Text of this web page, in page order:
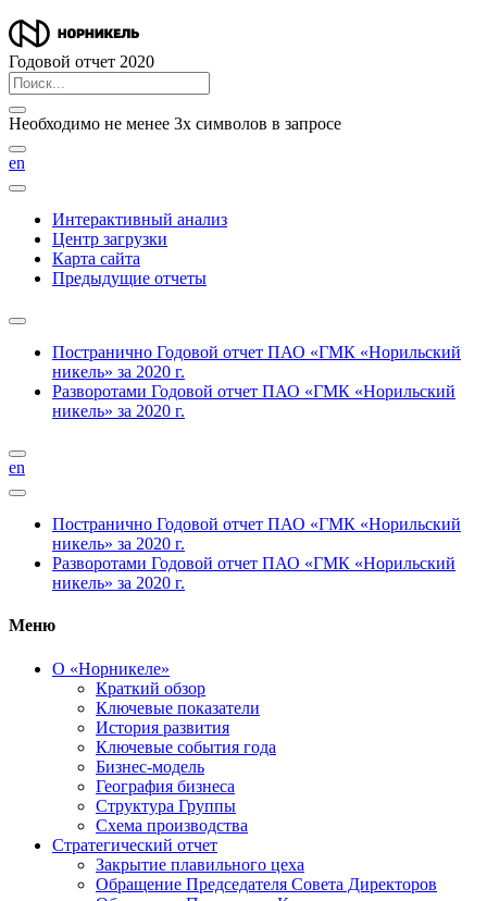
Годовой отчет 2020
Необходимо не менее 3х символов в запросе
en
Интерактивный анализ
Центр загрузки
Карта сайта
Предыдущие отчеты
Постранично Годовой отчет ПАО «ГМК «Норильский
никель» за 2020 г.
Разворотами Годовой отчет ПАО «ГМК «Норильский
никель» за 2020 г.
en
Постранично Годовой отчет ПАО «ГМК «Норильский
никель» за 2020 г.
Разворотами Годовой отчет ПАО «ГМК «Норильский
никель» за 2020 г.
Меню
О «Норникеле»
Краткий обзор
Ключевые показатели
История развития
Ключевые события года
Бизнес-модель
География бизнеса
Структура Группы
Схема производства
Стратегический отчет
Закрытие плавильного цеха
Обращение Председателя Совета Директоров